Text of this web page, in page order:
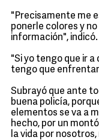
"Precisamente me
ponerle colores y
información", indicó.
"Si yo tengo que ir
tengo que
Subrayó que ante
buena policía,
elementos se va a
hecho, por un
la vida por nosotros,